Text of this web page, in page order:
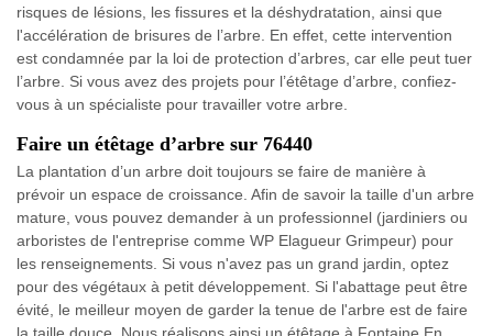
risques de lésions, les fissures et la déshydratation, ainsi que
l'accélération de brisures de l’arbre. En effet, cette intervention
est condamnée par la loi de protection d’arbres, car elle peut tuer
l’arbre. Si vous avez des projets pour l’étêtage d’arbre, confiez-
vous à un spécialiste pour travailler votre arbre.
Faire un étêtage d’arbre sur 76440
La plantation d’un arbre doit toujours se faire de manière à
prévoir un espace de croissance. Afin de savoir la taille d'un arbre
mature, vous pouvez demander à un professionnel (jardiniers ou
arboristes de l'entreprise comme WP Elagueur Grimpeur) pour
les renseignements. Si vous n'avez pas un grand jardin, optez
pour des végétaux à petit développement. Si l'abattage peut être
évité, le meilleur moyen de garder la tenue de l'arbre est de faire